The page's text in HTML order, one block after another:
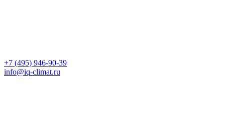
+7 (495) 946-90-39
info@iq-climat.ru